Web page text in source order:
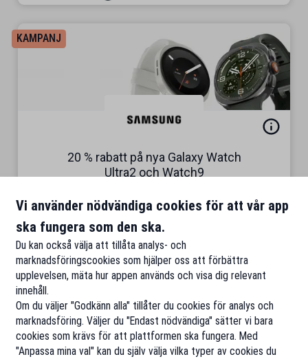
KAMPANJ
20 % rabatt på nya Galaxy Watch
Ultra2 och Watch9
Galaxy Buds på köpet
Till rabatten
15 timmar, 36 minuter
Vi använder nödvändiga cookies för att vår app
ska fungera som den ska.
Du kan också välja att tillåta analys- och
marknadsföringscookies som hjälper oss att förbättra
upplevelsen, mäta hur appen används och visa dig relevant
innehåll.
Om du väljer "Godkänn alla" tillåter du cookies för analys och
marknadsföring. Väljer du "Endast nödvändiga" sätter vi bara
cookies som krävs för att plattformen ska fungera. Med
"Anpassa mina val" kan du själv välja vilka typer av cookies du